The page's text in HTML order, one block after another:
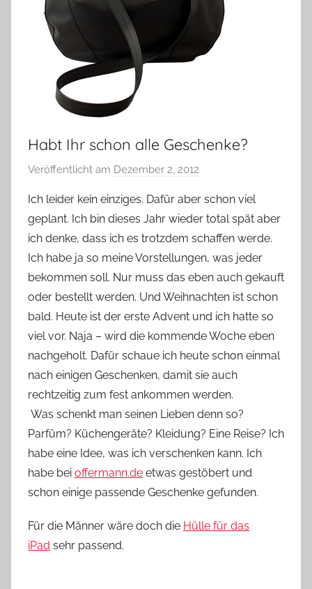
Habt Ihr schon alle Geschenke?
Veröffentlicht am Dezember 2, 2012
n
Y
v
o
n
n
e
Ich leider kein einziges. Dafür aber schon viel
geplant. Ich bin dieses Jahr wieder total spät aber
ich denke, dass ich es trotzdem schaffen werde.
Ich habe ja so meine Vorstellungen, was jeder
bekommen soll. Nur muss das eben auch gekauft
oder bestellt werden. Und Weihnachten ist schon
bald. Heute ist der erste Advent und ich hatte so
viel vor. Naja – wird die kommende Woche eben
nachgeholt. Dafür schaue ich heute schon einmal
nach einigen Geschenken, damit sie auch
rechtzeitig zum fest ankommen werden.
Was schenkt man seinen Lieben denn so?
Parfüm? Küchengeräte? Kleidung? Eine Reise? Ich
habe eine Idee, was ich verschenken kann. Ich
habe bei offermann.de etwas gestöbert und
schon einige passende Geschenke gefunden.
Für die Männer wäre doch die Hülle für das
iPad sehr passend.